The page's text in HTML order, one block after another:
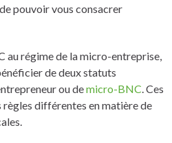
pouvoir vous consacrer
au régime de la micro-entreprise,
de deux statuts
ou demicro-BNC. Ces
différentes en matière de